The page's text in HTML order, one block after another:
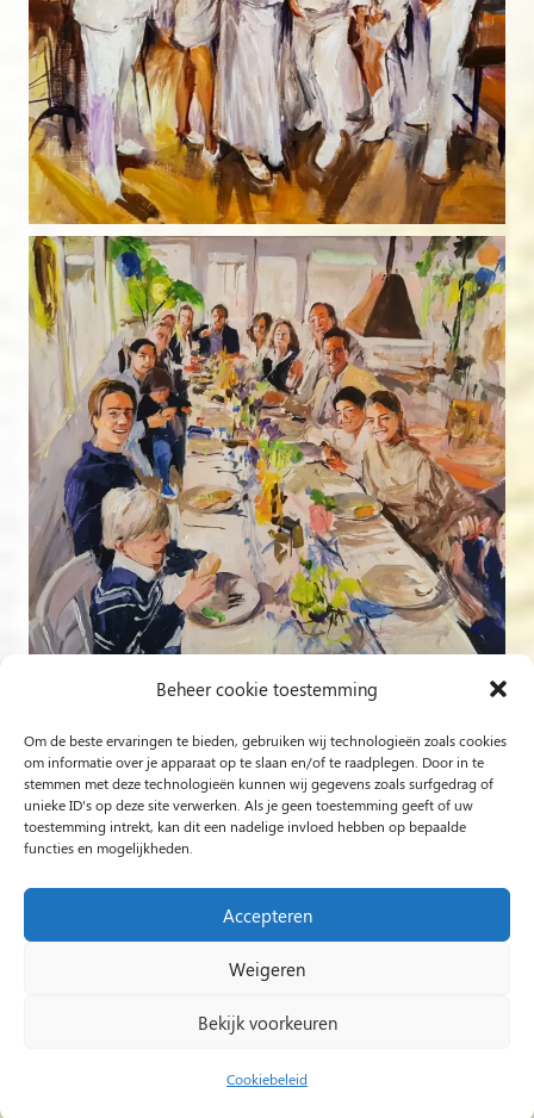
Beheer cookie toestemming
Om de beste ervaringen te bieden, gebruiken wij technologieën zoals cookies
om informatie over je apparaat op te slaan en/of te raadplegen. Door in te
stemmen met deze technologieën kunnen wij gegevens zoals surfgedrag of
unieke ID's op deze site verwerken. Als je geen toestemming geeft of uw
toestemming intrekt, kan dit een nadelige invloed hebben op bepaalde
functies en mogelijkheden.
Accepteren
Weigeren
Bekijk voorkeuren
Cookiebeleid
Volg op Instagram
Rob Jacobs uit ’s-Hertogenbosch is een ‘Plein Air’- en
‘Live Event Painter’, schilderend bewogen door Licht en
Liefde.
2024 Rob Jacobs LIVE EVENT PAINTING / Hosted By
Impact Presentations
Live painting bruiloft